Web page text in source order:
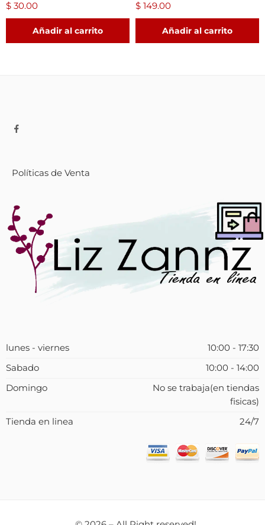
$ 30.00
Añadir al carrito
$ 149.00
Añadir al carrito
Políticas de Venta
lunes - viernes
10:00 - 17:30
Sabado
10:00 - 14:00
Domingo
No se trabaja(en tiendas
fisicas)
Tienda en linea
24/7